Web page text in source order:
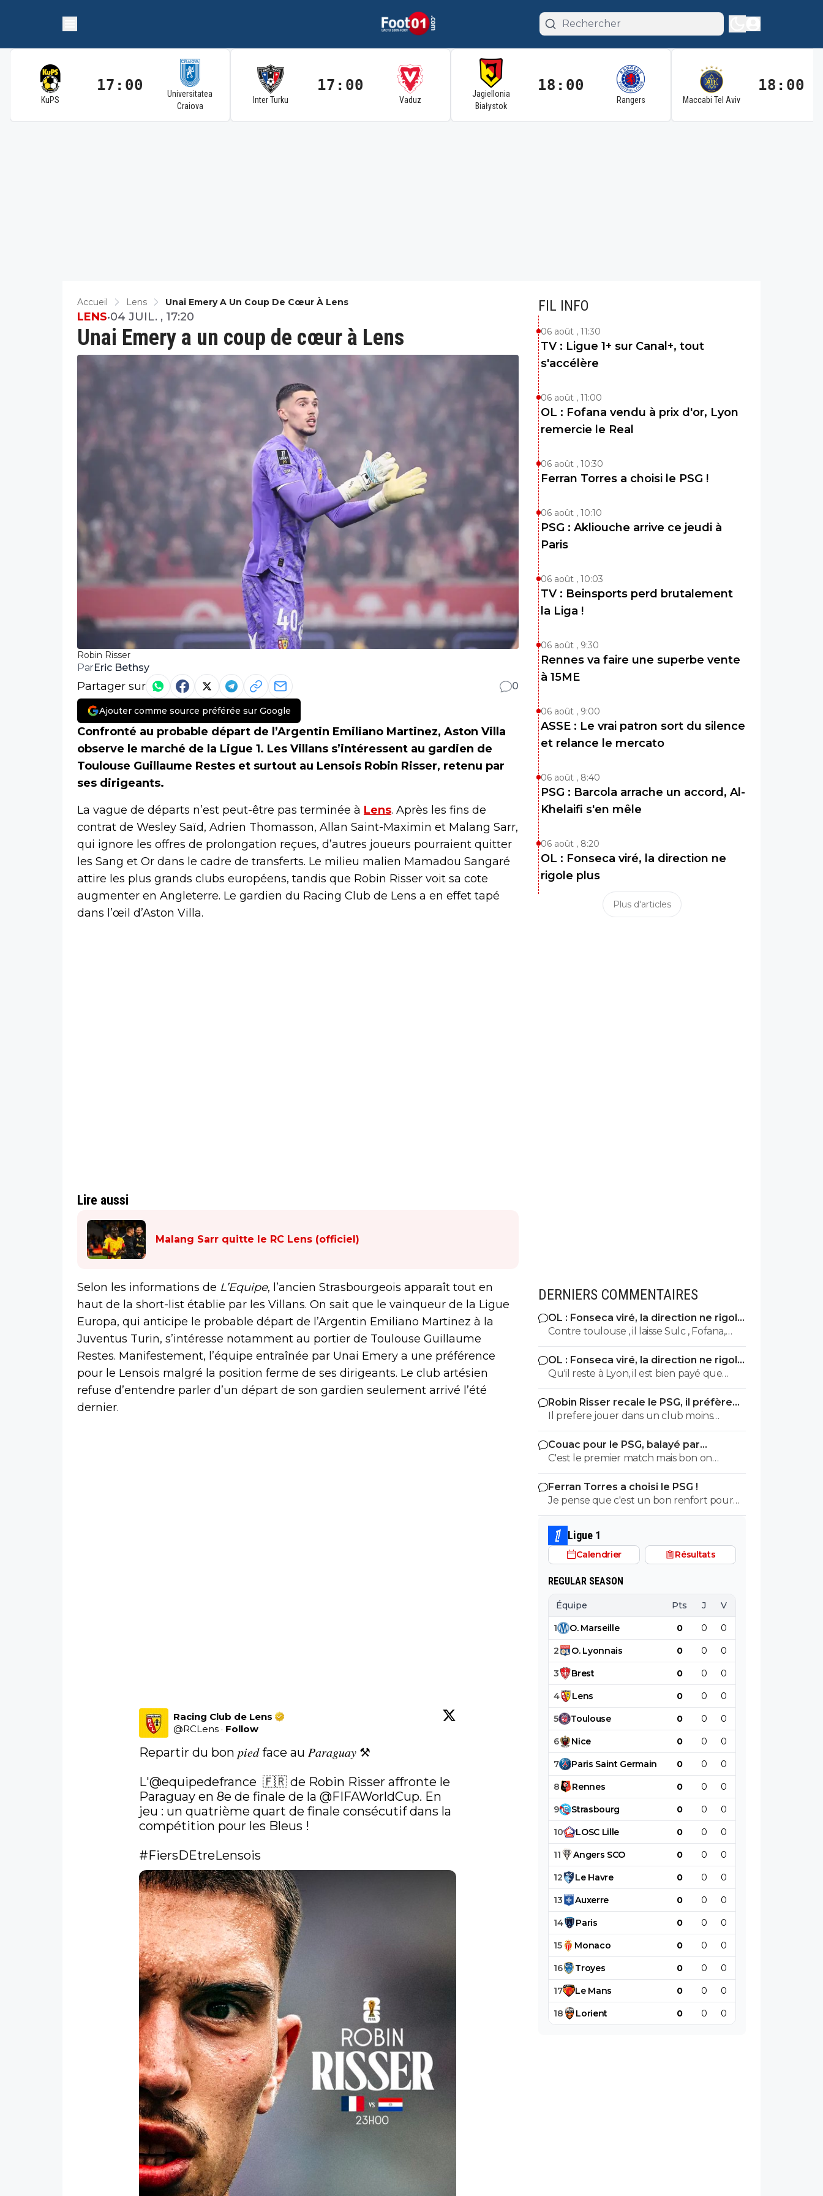
KuPS
17:00
Universitatea
Craiova
Inter Turku
17:00
Vaduz
Jagiellonia
Białystok
18:00
Rangers Maccabi Tel Aviv
18:00
Accueil Lens Unai Emery A Un Coup De Cœur À Lens
Robin Risser
Unai Emery a un coup de cœur à Lens
LENS•04 JUIL. , 17:20
ParEric Bethsy
Partager sur 0
Ajouter comme source préférée sur Google
Confronté au probable départ de l’Argentin Emiliano Martinez, Aston Villa
observe le marché de la Ligue 1. Les Villans s’intéressent au gardien de
Toulouse Guillaume Restes et surtout au Lensois Robin Risser, retenu par
ses dirigeants.
La vague de départs n’est peut-être pas terminée à Lens. Après les fins de
contrat de Wesley Saïd, Adrien Thomasson, Allan Saint-Maximin et Malang Sarr,
qui ignore les offres de prolongation reçues, d’autres joueurs pourraient quitter
les Sang et Or dans le cadre de transferts. Le milieu malien Mamadou Sangaré
attire les plus grands clubs européens, tandis que Robin Risser voit sa cote
augmenter en Angleterre. Le gardien du Racing Club de Lens a en effet tapé
dans l’œil d’Aston Villa.
Lire aussi
Malang Sarr quitte le RC Lens (officiel)
Selon les informations de L’Equipe, l’ancien Strasbourgeois apparaît tout en
haut de la short-list établie par les Villans. On sait que le vainqueur de la Ligue
Europa, qui anticipe le probable départ de l’Argentin Emiliano Martinez à la
Juventus Turin, s’intéresse notamment au portier de Toulouse Guillaume
Restes. Manifestement, l’équipe entraînée par Unai Emery a une préférence
pour le Lensois malgré la position ferme de ses dirigeants. Le club artésien
refuse d’entendre parler d’un départ de son gardien seulement arrivé l’été
dernier.
Racing Club de Lens
@RCLens · Follow
Repartir du bon 𝑝𝑖𝑒𝑑 face au 𝑃𝑎𝑟𝑎𝑔𝑢𝑎𝑦 ⚒️
L'@equipedefrance
  🇫🇷 de Robin Risser affronte le
Paraguay en 8e de finale de la @FIFAWorldCup. En
jeu : un quatrième quart de finale consécutif dans la
compétition pour les Bleus !
#FiersDEtreLensois
FIL INFO
06 août , 11:30
TV : Ligue 1+ sur Canal+, tout
s'accélère
06 août , 11:00
OL : Fofana vendu à prix d'or, Lyon
remercie le Real
06 août , 10:30
Ferran Torres a choisi le PSG !
06 août , 10:10
PSG : Akliouche arrive ce jeudi à
Paris
06 août , 10:03
TV : Beinsports perd brutalement
la Liga !
06 août , 9:30
Rennes va faire une superbe vente
à 15ME
06 août , 9:00
ASSE : Le vrai patron sort du silence
et relance le mercato
06 août , 8:40
PSG : Barcola arrache un accord, Al-
Khelaifi s'en mêle
06 août , 8:20
OL : Fonseca viré, la direction ne
rigole plus
Plus d'articles
DERNIERS COMMENTAIRES
OL : Fonseca viré, la direction ne rigole
plus
Contre toulouse , il laisse Sulc , Fofana,
tagliafico et Nuamah sur le banc... de plus
avec son délire de foutre Endrick en aillier,
tu te tapes l'autre plot nullissime de
Yaremtchuk... Voila voila
OL : Fonseca viré, la direction ne rigole
plus
Qu'il reste à Lyon, il est bien payé que
demander de plus
Robin Risser recale le PSG, il préfère
Lens
Il prefere jouer dans un club moins
huppé plutôt qu'essayer de réussir dans
un top club.C'est un choix
Couac pour le PSG, balayé par
Majorque en amical
C'est le premier match mais bon on
prefere la victoire.il ne faut pas en faire
tout un plat non plus vu le nombre de
joueurs absents.Mais ceux qui esperent
avoir du temps de jeu n'ont pas brillé
Ferran Torres a choisi le PSG !
Je pense que c'est un bon renfort pour
l'attaque.On aura 2 solutions d'axe
comme avant avec DEmbelé et Ramos
Ligue 1
Calendrier Résultats
REGULAR SEASON
Équipe Pts J V
1 O. Marseille 0 0 0
2 O. Lyonnais 0 0 0
3 Brest 0 0 0
4 Lens 0 0 0
5 Toulouse 0 0 0
6 Nice 0 0 0
7 Paris Saint Germain 0 0 0
8 Rennes 0 0 0
9 Strasbourg 0 0 0
10 LOSC Lille 0 0 0
11 Angers SCO 0 0 0
12 Le Havre 0 0 0
13 Auxerre 0 0 0
14 Paris 0 0 0
15 Monaco 0 0 0
16 Troyes 0 0 0
17 Le Mans 0 0 0
18 Lorient 0 0 0